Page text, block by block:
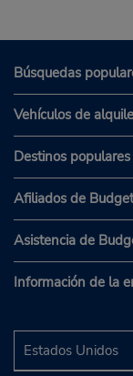
Búsquedas
Vehículos de
Destinos populares
Afiliados de Budget
Asistencia de
Información de la